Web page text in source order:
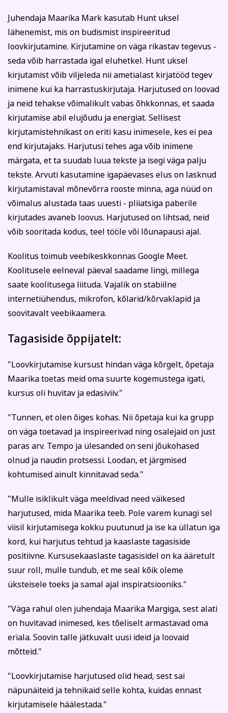
Juhendaja Maarika Mark kasutab Hunt uksel
lähenemist, mis on budismist inspireeritud
loovkirjutamine. Kirjutamine on väga rikastav tegevus -
seda võib harrastada igal eluhetkel. Hunt uksel
kirjutamist võib viljeleda nii ametialast kirjatööd tegev
inimene kui ka harrastuskirjutaja. Harjutused on loovad
ja neid tehakse võimalikult vabas õhkkonnas, et saada
kirjutamise abil elujõudu ja energiat. Sellisest
kirjutamistehnikast on eriti kasu inimesele, kes ei pea
end kirjutajaks. Harjutusi tehes aga võib inimene
märgata, et ta suudab luua tekste ja isegi väga palju
tekste. Arvuti kasutamine igapäevases elus on lasknud
kirjutamistaval mõnevõrra rooste minna, aga nüüd on
võimalus alustada taas uuesti - pliiatsiga paberile
kirjutades avaneb loovus. Harjutused on lihtsad, neid
võib sooritada kodus, teel tööle või lõunapausi ajal.
Koolitus toimub veebikeskkonnas Google Meet.
Koolitusele eelneval päeval saadame lingi, millega
saate koolitusega liituda. Vajalik on stabiilne
internetiühendus, mikrofon, kõlarid/kõrvaklapid ja
soovitavalt veebikaamera.
Tagasiside õppijatelt:
"Loovkirjutamise kursust hindan väga kõrgelt, õpetaja
Maarika toetas meid oma suurte kogemustega igati,
kursus oli huvitav ja edasiviiv."
"Tunnen, et olen õiges kohas. Nii õpetaja kui ka grupp
on väga toetavad ja inspireerivad ning osalejaid on just
paras arv. Tempo ja ülesanded on seni jõukohased
olnud ja naudin protsessi. Loodan, et järgmised
kohtumised ainult kinnitavad seda."
"Mulle isiklikult väga meeldivad need väikesed
harjutused, mida Maarika teeb. Pole varem kunagi sel
viisil kirjutamisega kokku puutunud ja ise ka üllatun iga
kord, kui harjutus tehtud ja kaaslaste tagasiside
positiivne. Kursusekaaslaste tagasisidel on ka ääretult
suur roll, mulle tundub, et me seal kõik oleme
üksteisele toeks ja samal ajal inspiratsiooniks."
"Väga rahul olen juhendaja Maarika Margiga, sest alati
on huvitavad inimesed, kes tõeliselt armastavad oma
eriala. Soovin talle jätkuvalt uusi ideid ja loovaid
mõtteid."
"Loovkirjutamise harjutused olid head, sest sai
näpunäiteid ja tehnikaid selle kohta, kuidas ennast
kirjutamisele häälestada."
arve kuulub tasumisele.
Koolituse ärajäämisel teavitatakse registreerunuid
sellest viivitamatult. Õppetasu tagastatakse või soovi
korral kantakse üle mõnele teisele koolitusele.
Tutvu õppetöö korraldusega lähemalt siin
Tutvu privaatsuspoliitikaga siin
Märkused / kinkekaardi nr
Kinnitan, et olen tutvunud ja nõustun õppetöö
korraldusega, privaatsuspoliitikaga ja nõustun
esitatud andmete kasutamisega koolituse
läbiviimise eesmärgil.
Soovin saada rahvaülikooli uudiskirja
Registreerin